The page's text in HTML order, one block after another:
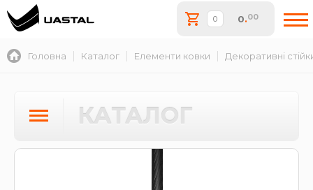
0.00
Головна Каталог Елементи ковки Декоративні
КАТАЛОГ